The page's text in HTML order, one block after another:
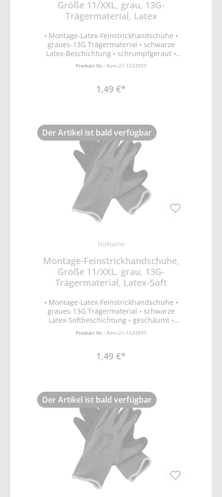
Größe 11/XXL, grau, 13G-
Trägermaterial, Latex
• Montage-Latex-Feinstrickhandschuhe •
graues-13G Trägermaterial • schwarze
Latex-Beschichtung • schrumpfgeraut •
ergonomische Passform • EN388 Schutz vor
Produkt Nr.: Kom-21-1533929
1,49 €*
Der Artikel ist bald verfügbar
NoName
Montage-Feinstrickhandschuhe,
Größe 11/XXL, grau, 13G-
Trägermaterial, Latex-Soft
• Montage-Latex-Feinstrickhandschuhe •
graues-13G Trägermaterial • schwarze
Latex-Softbeschichtung • geschäumt •
schrumpfgeraut • ergonomische Passform •
Durchstichfestigkeit)
Produkt Nr.: Kom-21-1533897
1,49 €*
Der Artikel ist bald verfügbar